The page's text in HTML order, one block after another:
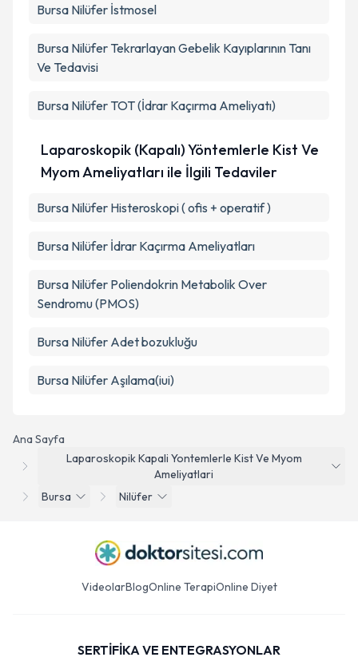
Ana Sayfa
Laparoskopik Kapali Yontemlerle Kist Ve Myom
Ameliyatlari
Bursa
Nilüfer
Bursa Nilüfer İstmosel
Bursa Nilüfer Tekrarlayan Gebelik Kayıplarının Tanı
Ve Tedavisi
Bursa Nilüfer TOT (İdrar Kaçırma Ameliyatı)
Laparoskopik (Kapalı) Yöntemlerle Kist Ve
Myom Ameliyatları ile İlgili Tedaviler
Bursa Nilüfer Histeroskopi ( ofis + operatif )
Bursa Nilüfer İdrar Kaçırma Ameliyatları
Bursa Nilüfer Poliendokrin Metabolik Over
Sendromu (PMOS)
Bursa Nilüfer Adet bozukluğu
Bursa Nilüfer Aşılama(iui)
VideolarBlogOnline TerapiOnline Diyet
SERTİFİKA VE ENTEGRASYONLAR